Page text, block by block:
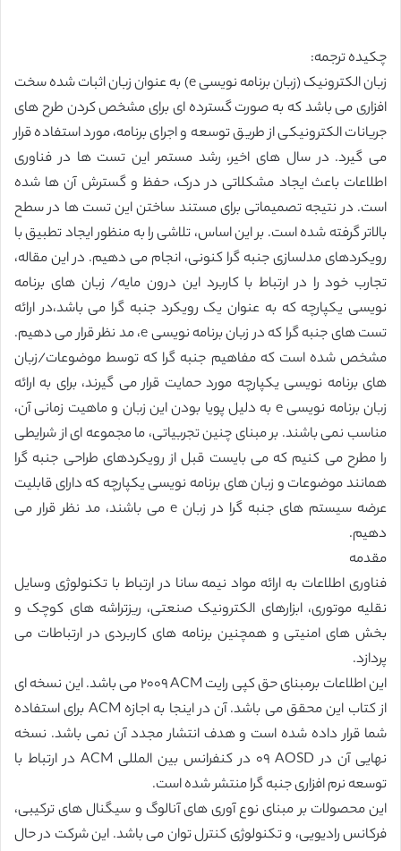
چکیده ترجمه:
زبان الکترونیک (زبان برنامه نویسی e) به عنوان زبان اثبات شده سخت
افزاری می باشد که به صورت گسترده ای برای مشخص کردن طرح های
جریانات الکترونیکی از طریق توسعه و اجرای برنامه، مورد استفاده قرار
می گیرد. در سال های اخیر، رشد مستمر این تست ها در فناوری
اطلاعات باعث ایجاد مشکلاتی در درک، حفظ و گسترش آن ها شده
است. در نتیجه تصمیماتی برای مستند ساختن این تست ها در سطح
بالاتر گرفته شده است. بر این اساس، تلاشی را به منظور ایجاد تطبیق با
رویکردهای مدلسازی جنبه گرا کنونی، انجام می دهیم. در این مقاله،
تجارب خود را در ارتباط با کاربرد این درون مایه/ زبان های برنامه
نویسی یکپارچه که به عنوان یک رویکرد جنبه گرا می باشد،در ارائه
تست های جنبه گرا که در زبان برنامه نویسی e، مد نظر قرار می دهیم.
مشخص شده است که مفاهیم جنبه گرا که توسط موضوعات/زبان
های برنامه نویسی یکپارچه مورد حمایت قرار می گیرند، برای به ارائه
زبان برنامه نویسی e به دلیل پویا بودن این زبان و ماهیت زمانی آن،
مناسب نمی باشند. بر مبنای چنین تجربیاتی، ما مجموعه ای از شرایطی
را مطرح می کنیم که می بایست قبل از رویکردهای طراحی جنبه گرا
همانند موضوعات و زبان های برنامه نویسی یکپارچه که دارای قابلیت
عرضه سیستم های جنبه گرا در زبان e می باشند، مد نظر قرار می
دهیم.
مقدمه
فناوری اطلاعات به ارائه مواد نیمه سانا در ارتباط با تکنولوژی وسایل
نقلیه موتوری، ابزارهای الکترونیک صنعتی، ریزتراشه های کوچک و
بخش های امنیتی و همچنین برنامه های کاربردی در ارتباطات می
پردازد.
این اطلاعات برمبنای حق کپی رایت ACM ٢٠٠٩ می باشد. این نسخه ای
از کتاب این محقق می باشد. آن در اینجا به اجازه ACM برای استفاده
شما قرار داده شده است و هدف انتشار مجدد آن نمی باشد. نسخه
نهایی آن در AOSD ٠٩ در کنفرانس بین المللی ACM در ارتباط با
توسعه نرم افزاری جنبه گرا منتشر شده است.
این محصولات بر مبنای نوع آوری های آنالوگ و سیگنال های ترکیبی،
فرکانس رادیویی، و تکنولوژی کنترل توان می باشد. این شرکت در حال